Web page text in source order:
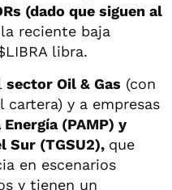
(dado que siguen al
reciente baja
libra.
sector Oil & Gas (con
cartera) y a empresas
Energía (PAMP) y
Sur (TGSU2), que
en escenarios
y tienen un